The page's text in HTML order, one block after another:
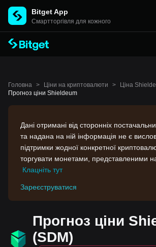
Bitget App
Cмартторгівля для кожного
Головна > Ціни на криптовалюти > Ціна
Прогноз ціни Shieldeum
Дані отримані від сторонніх
та надана на ній інформація не є
підтримки жодної конкретної
торгувати монетами, представленими
Клацніть тут
Зареєструватися
Прогноз ціни
(SDM)